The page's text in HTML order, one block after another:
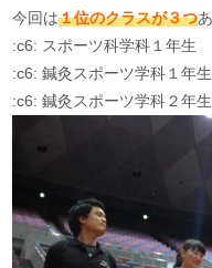
今回は１位のクラスが３つ
:c6: スポーツ科学科１年生
:c6: 鍼灸スポーツ学科１年生
:c6: 鍼灸スポーツ学科２年生